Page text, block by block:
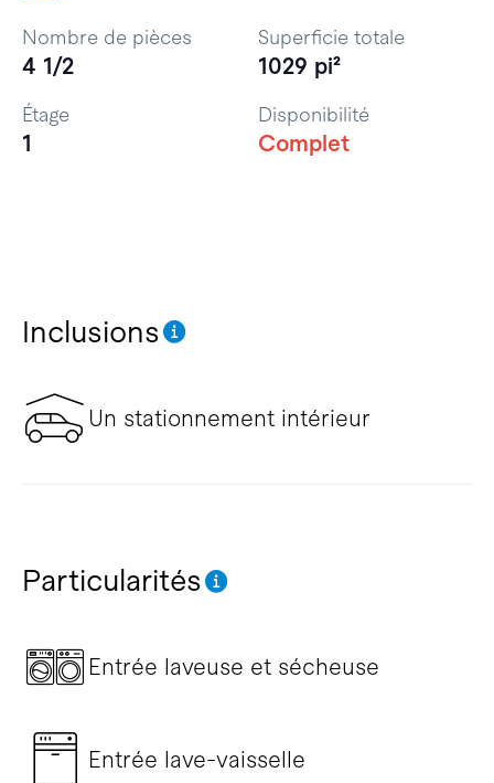
Inclusions
Un stationnement intérieur
Particularités
Entrée laveuse et sécheuse
Entrée lave-vaisselle
Nombre de pièces
4 1/2
Superficie totale
1029 pi²
Étage
1
Disponibilité
Complet